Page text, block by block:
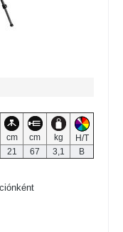
cm cm kg
H/T
21 67 3,1 B